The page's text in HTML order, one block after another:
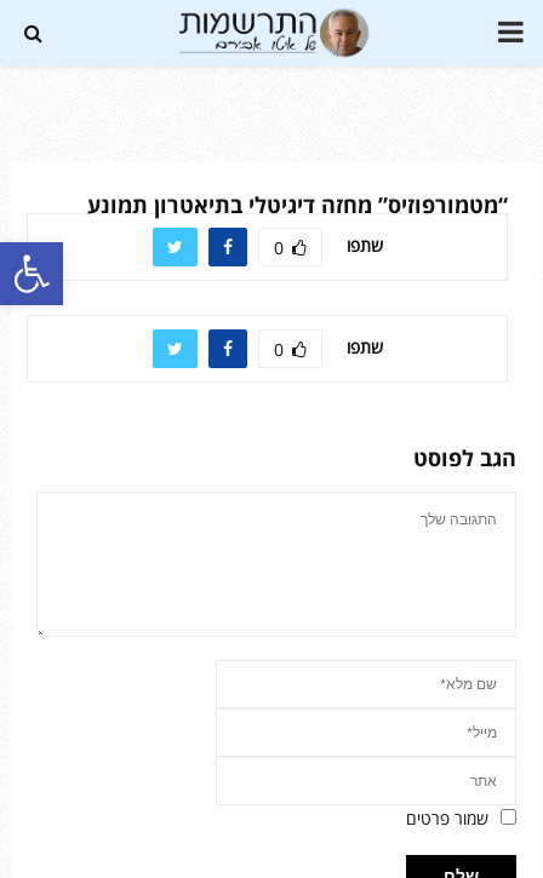
פתח סרגל נגישות
PRIMARY
“מטמורפוזיס” מחזה דיגיטלי בתיאטרון תמונע
שתפו 0
שתפו 0
הגב לפוסט
שמור פרטים